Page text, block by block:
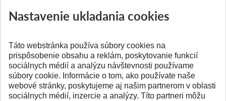
SPÄŤ NA VRCH
Nastavenie ukladania cookies
Táto webstránka používa súbory cookies na
prispôsobenie obsahu a reklám, poskytovanie funkcií
sociálnych médií a analýzu návštevnosti používame
súbory cookie. Informácie o tom, ako používate naše
webové stránky, poskytujeme aj našim partnerom v oblasti
sociálnych médií, inzercie a analýzy. Títo partneri môžu